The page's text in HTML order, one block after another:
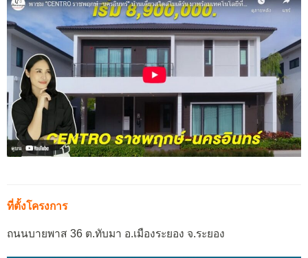
ที่ตั้งโครงการ
ถนนบายพาส 36 ต.ทับมา อ.เมืองระยอง จ.ระยอง